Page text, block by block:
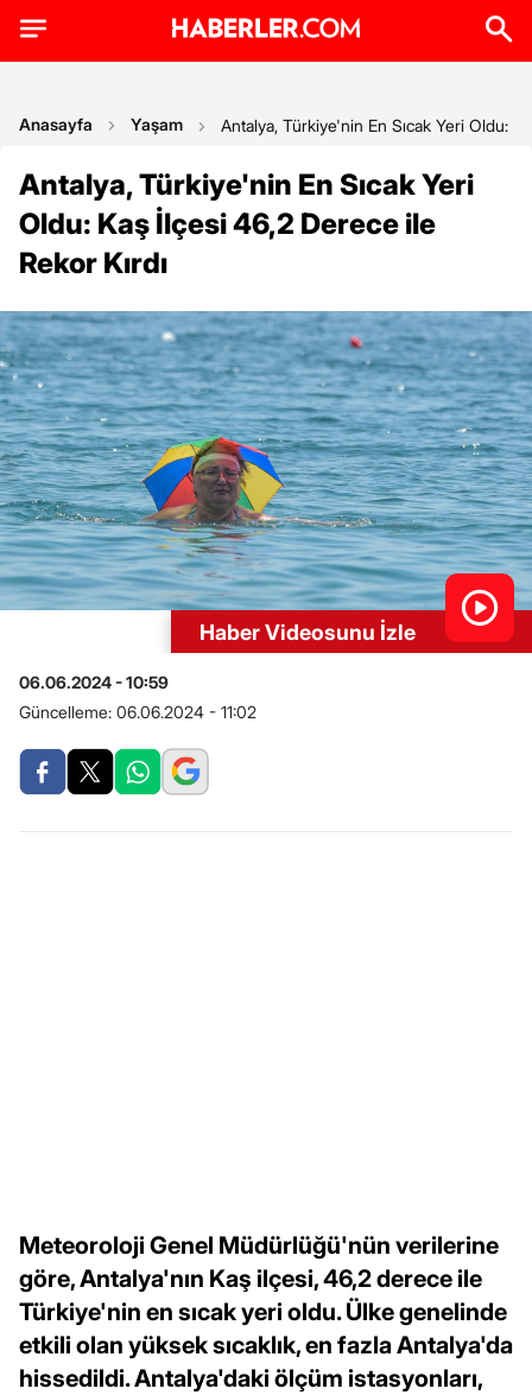
Anasayfa Yaşam Antalya, Türkiye'nin En Sıcak Yeri Oldu:
Antalya, Türkiye'nin En Sıcak Yeri
Oldu: Kaş İlçesi 46,2 Derece ile
Rekor Kırdı
Haber Videosunu İzle
06.06.2024 - 10:59
Güncelleme: 06.06.2024 - 11:02
Meteoroloji Genel Müdürlüğü'nün verilerine
göre, Antalya'nın Kaş ilçesi, 46,2 derece ile
Türkiye'nin en sıcak yeri oldu. Ülke genelinde
etkili olan yüksek sıcaklık, en fazla Antalya'da
hissedildi. Antalya'daki ölçüm istasyonları,